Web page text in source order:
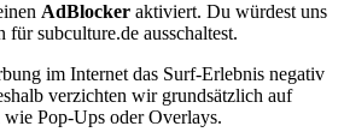
AdBlocker aktiviert. Du würdest uns
subculture.de ausschaltest.
im Internet das Surf-Erlebnis negativ
verzichten wir grundsätzlich auf
wie Pop-Ups oder Overlays.